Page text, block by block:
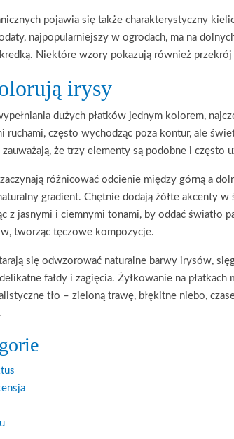
pojawia się także charakterystyczny
najpopularniejszy w ogrodach, ma na
Niektóre wzory pokazują również
irysy
dużych płatków jednym kolorem,
ruchami, często wychodząc poza kontur, ale
że trzy elementy są podobne i
różnicować odcienie między górną a
gradient. Chętnie dodają żółte akcenty
z jasnymi i ciemnymi tonami, by oddać
tworząc tęczowe kompozycje.
się odwzorować naturalne barwy irysów,
fałdy i zagięcia. Żyłkowanie na
tło – zieloną trawę, błękitne niebo,